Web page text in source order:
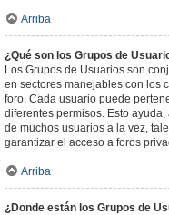
Arriba
¿Qué son los Grupos de
Los Grupos de Usuarios son
en sectores manejables con los
foro. Cada usuario puede
diferentes permisos. Esto
de muchos usuarios a la vez,
garantizar el acceso a foros
Arriba
¿Donde están los Grupos de